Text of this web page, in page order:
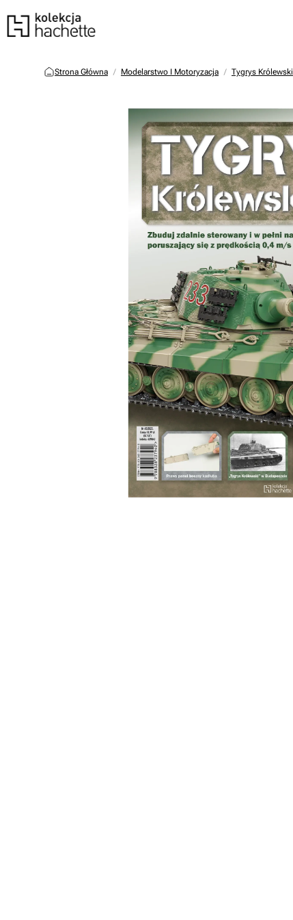
Strona Główna Modelarstwo I Motoryzacja Tygrys Królewski